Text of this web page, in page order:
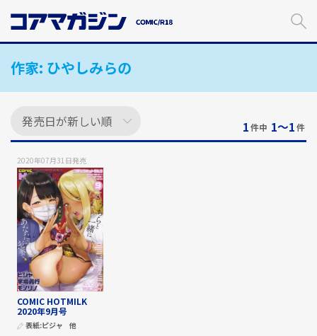
ン
作家: ひやしみらの
1件中 1〜1件
2020年07月31日発売
COMIC HOTMILK
2020年9月号
表紙:ピジャ 他